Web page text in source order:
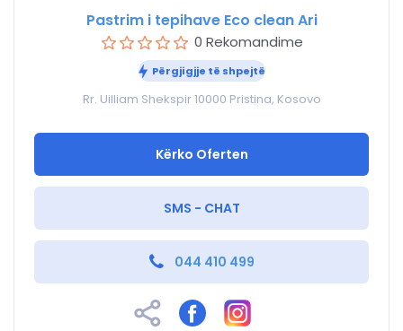
Pastrim i tepihave Eco clean Ari
0 Rekomandime
Përgjigjje të shpejtë
Rr. Uilliam Shekspir 10000 Pristina, Kosovo
Kërko Oferten
SMS - CHAT
044 410 499